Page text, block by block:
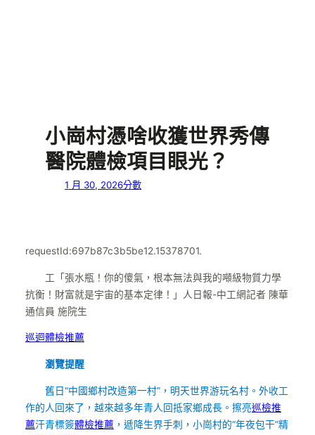
小崗村憑啥收獲世界秀傳
醫院體檢項目眼光？
1 月 30, 2026分數
requestId:697b87c3b5be12.15378701.
工「張水瓶！你的傻氣，根本無法與我的噸級物質力學
抗衡！財富就是宇宙的基本定律！」人日報-中工網記者 陳華
通信員 施院生
巡迴體檢推薦
瀏覽提醒
舊日“中國鄉村改造第一村”，明天世界游玩名村。外收工
作的人回來了，越來越多年青人回抵家鄉成長。擦亮巡檢推
薦汗青標簽體檢推薦 ，遞降生界手刺，小崗村的“年夜包干”精